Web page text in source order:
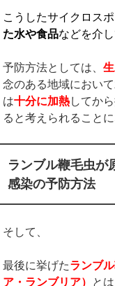
こうしたサイクロス
た水や食品などを介
予防方法としては、
念のある地域におい
は十分に加熱してか
ると考えられることに
ランブル鞭毛虫が
感染の予防方法
そして、
最後に挙げたランブ
ア・ランブリア） と